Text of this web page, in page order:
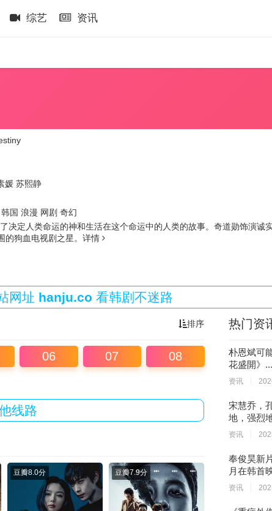
综艺 资讯
媛 苏熙静
国 浪漫 网剧 奇幻
决定人类命运的神和生活在这个命运中的人类的故事。奇道勋饰演诚
狗血电视剧之星。 详情
网址 hanju.co 看韩剧不迷路
排序
06 07
08
线路
豆瓣8.0分 豆瓣7.9分
热门资
朴恩斌可
花盛開》...
资讯
宋慧乔，
地，强烈
资讯
奉俊昊新
月在韩首
资讯